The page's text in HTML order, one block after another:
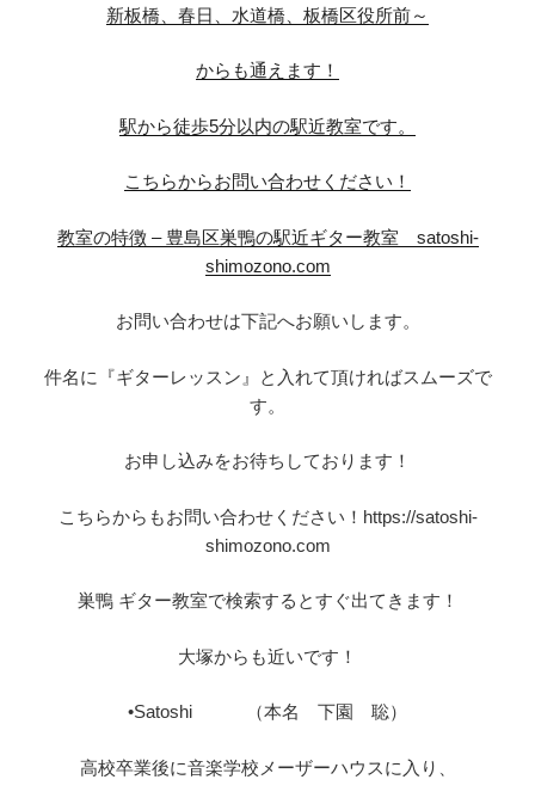
新板橋、春日、水道橋、板橋区役所前～
からも通えます！
駅から徒歩5分以内の駅近教室です。
こちらからお問い合わせください！
教室の特徴 – 豊島区巣鴨の駅近ギター教室 satoshi-
shimozono.com
お問い合わせは下記へお願いします。
件名に『ギターレッスン』と入れて頂ければスムーズで
す。
お申し込みをお待ちしております！
こちらからもお問い合わせください！https://satoshi-
shimozono.com
巣鴨 ギター教室で検索するとすぐ出てきます！
大塚からも近いです！
•Satoshi （本名 下園 聡）
高校卒業後に音楽学校メーザーハウスに入り、